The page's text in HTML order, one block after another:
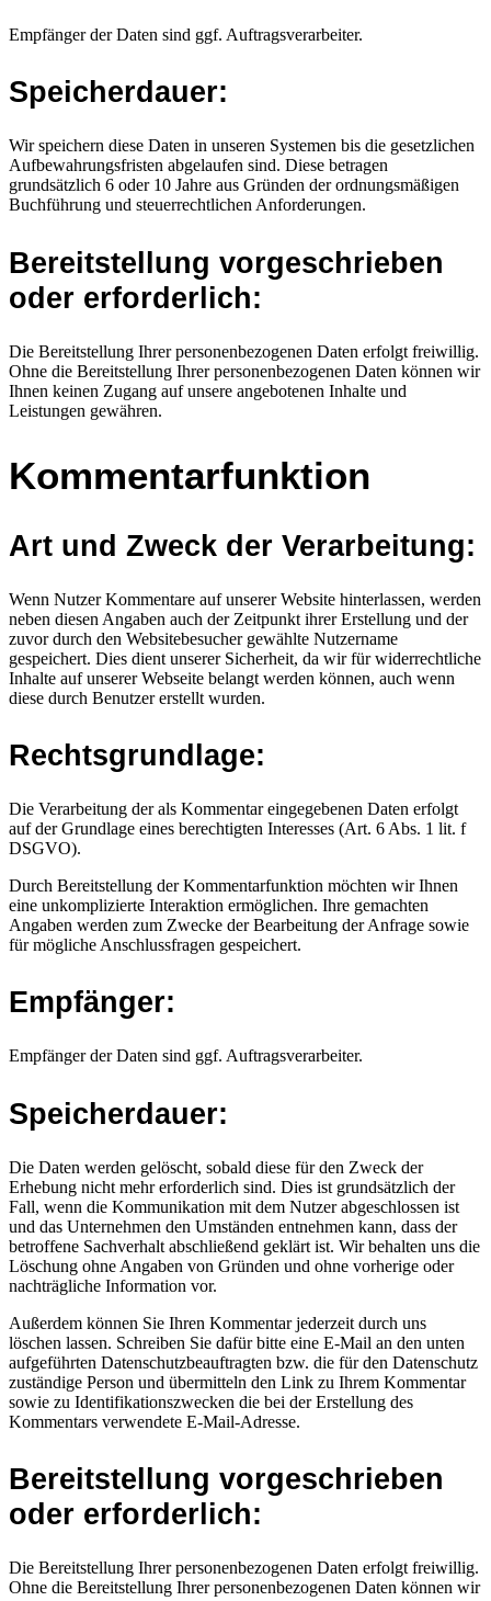
Empfänger der Daten sind ggf. Auftragsverarbeiter.
Speicherdauer:
Wir speichern diese Daten in unseren Systemen bis die gesetzlichen
Aufbewahrungsfristen abgelaufen sind. Diese betragen
grundsätzlich 6 oder 10 Jahre aus Gründen der ordnungsmäßigen
Buchführung und steuerrechtlichen Anforderungen.
Bereitstellung vorgeschrieben
oder erforderlich:
Die Bereitstellung Ihrer personenbezogenen Daten erfolgt freiwillig.
Ohne die Bereitstellung Ihrer personenbezogenen Daten können wir
Ihnen keinen Zugang auf unsere angebotenen Inhalte und
Leistungen gewähren.
Kommentarfunktion
Art und Zweck der Verarbeitung:
Wenn Nutzer Kommentare auf unserer Website hinterlassen, werden
neben diesen Angaben auch der Zeitpunkt ihrer Erstellung und der
zuvor durch den Websitebesucher gewählte Nutzername
gespeichert. Dies dient unserer Sicherheit, da wir für widerrechtliche
Inhalte auf unserer Webseite belangt werden können, auch wenn
diese durch Benutzer erstellt wurden.
Rechtsgrundlage:
Die Verarbeitung der als Kommentar eingegebenen Daten erfolgt
auf der Grundlage eines berechtigten Interesses (Art. 6 Abs. 1 lit. f
DSGVO).
Durch Bereitstellung der Kommentarfunktion möchten wir Ihnen
eine unkomplizierte Interaktion ermöglichen. Ihre gemachten
Angaben werden zum Zwecke der Bearbeitung der Anfrage sowie
für mögliche Anschlussfragen gespeichert.
Empfänger:
Empfänger der Daten sind ggf. Auftragsverarbeiter.
Speicherdauer:
Die Daten werden gelöscht, sobald diese für den Zweck der
Erhebung nicht mehr erforderlich sind. Dies ist grundsätzlich der
Fall, wenn die Kommunikation mit dem Nutzer abgeschlossen ist
und das Unternehmen den Umständen entnehmen kann, dass der
betroffene Sachverhalt abschließend geklärt ist. Wir behalten uns die
Löschung ohne Angaben von Gründen und ohne vorherige oder
nachträgliche Information vor.
Außerdem können Sie Ihren Kommentar jederzeit durch uns
löschen lassen. Schreiben Sie dafür bitte eine E-Mail an den unten
aufgeführten Datenschutzbeauftragten bzw. die für den Datenschutz
zuständige Person und übermitteln den Link zu Ihrem Kommentar
sowie zu Identifikationszwecken die bei der Erstellung des
Kommentars verwendete E-Mail-Adresse.
Bereitstellung vorgeschrieben
oder erforderlich:
Die Bereitstellung Ihrer personenbezogenen Daten erfolgt freiwillig.
Ohne die Bereitstellung Ihrer personenbezogenen Daten können wir